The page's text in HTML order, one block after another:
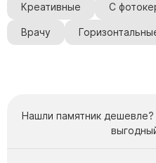
Вазы
Креативные С
Врачу
Нашли памятник